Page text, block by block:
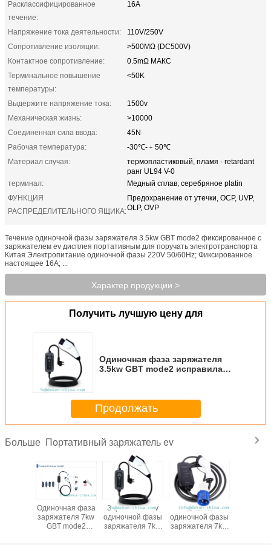
Расклассифицированное
течение:
16A
Напряжение тока деятельности:
110V/250V
Сопротивление изоляции:
>500MΩ (DC500V)
Контактное сопротивление:
0.5mΩ МАКС
Терминальное повышение
температуры:
<50K
Выдержите напряжение тока:
1500v
Механическая жизнь:
>10000
Соединенная сила ввода:
45N
Рабочая температура:
-30℃-﹢50℃
Материал случая:
термопластиковый, пламя - retardant
ранг UL94 V-0
терминал:
Медный сплав, серебряное platin
ФУНКЦИЯ
РАСПРЕДЕЛИТЕЛЬНОГО ЯЩИКА:
Предохранение от утечки, OCP, UVP,
OLP, OVP
Течение одиночной фазы заряжателя 3.5kw GBT mode2 фиксированное с
заряжателем ev дисплея портативным для поручать электротранспорта
Китая Электропитание одиночной фазы 220V 50/60Hz; Фиксированное
настоящее 16A; ...
Характер продукции >
Получить лучшую цену для
Одиночная фаза заряжателя
3.5kw GBT mode2 исправила
для поручать
электротранспорта
Продолжать
Больше Портативный заряжатель ev
Одиночная фаза
заряжателя 7kw
GBT mode2
Заряжатель ev
одиночной фазы
заряжателя 7kw
Течение
одиночной фазы
заряжателя 7kw